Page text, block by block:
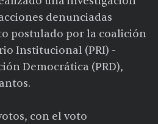
denunciadas
postulado por la coalición
Institucional (PRI) -
Democrática (PRD),
con el voto